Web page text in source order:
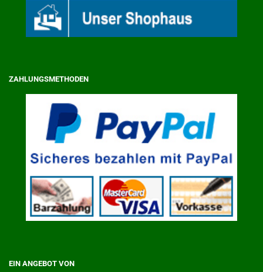
ZAHLUNGSMETHODEN
EIN ANGEBOT VON